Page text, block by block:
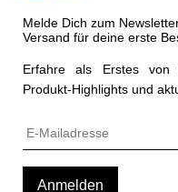
Melde Dich zum
Versand für deine erste
Erfahre als Erstes von
Produkt-Highlights und